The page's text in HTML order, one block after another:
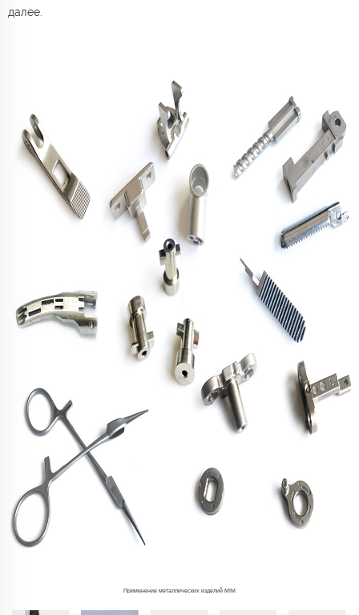
далее.
Применение металлических изделий MIM